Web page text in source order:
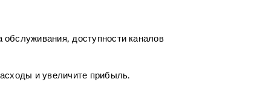
доступности каналов
и увеличите прибыль.